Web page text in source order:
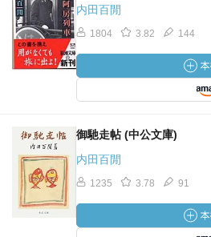
内田百閒
1804 3.82 144
御馳走帖 (中公文庫)
内田百閒
1235 3.78 91